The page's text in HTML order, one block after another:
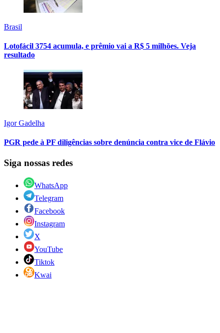
Brasil
Lotofácil 3754 acumula, e prêmio vai a R$ 5 milhões. Veja
resultado
Igor Gadelha
PGR pede à PF diligências sobre denúncia contra vice de Flávio
Siga nossas redes
WhatsApp
Telegram
Facebook
Instagram
X
YouTube
Tiktok
Kwai